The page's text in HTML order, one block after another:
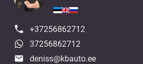
+37256862712
37256862712
deniss@kbauto.ee